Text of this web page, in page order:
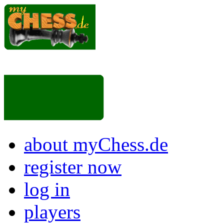
about myChess.de
register now
log in
players